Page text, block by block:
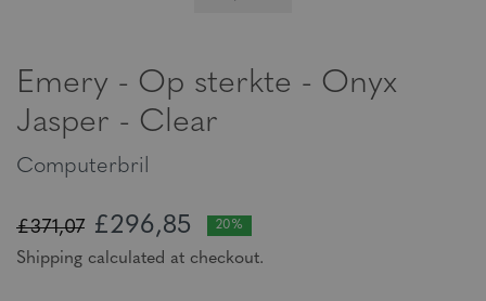
Emery - Op sterkte - Onyx
Jasper - Clear
Computerbril
£371,07 £296,85 20%
Shipping calculated at checkout.